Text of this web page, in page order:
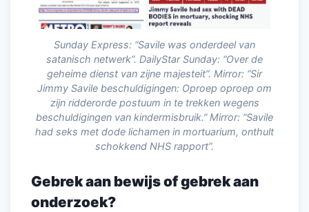
Sunday Express: “Savile was onderdeel van
satanisch netwerk”. DailyStar Sunday: “Over de
geheime dienst van zijne majesteit”. Mirror: “Sir
Jimmy Savile beschuldigingen: Oproep oproep om
zijn ridderorde postuum in te trekken wegens
beschuldigingen van kindermisbruik.” Mirror: “Savile
had seks met dode lichamen in mortuarium, onthult
schokkend NHS rapport”.
Gebrek aan bewijs of gebrek aan
onderzoek?